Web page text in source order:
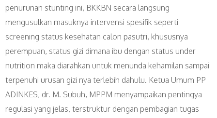
penurunan stunting ini, BKKBN secara langsung
mengusulkan masuknya intervensi spesifik seperti
screening status kesehatan calon pasutri, khususnya
perempuan, status gizi dimana ibu dengan status under
nutrition maka diarahkan untuk menunda kehamilan sampai
terpenuhi urusan gizi nya terlebih dahulu. Ketua Umum PP
ADINKES, dr. M. Subuh, MPPM menyampaikan pentingya
regulasi yang jelas, terstruktur dengan pembagian tugas